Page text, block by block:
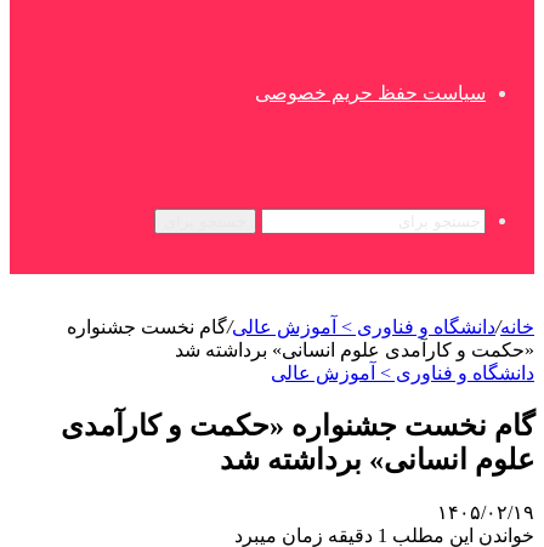
سیاست حفظ حریم خصوصی
خانه/دانشگاه و فناوری > آموزش عالی/گام نخست جشنواره
«حکمت و کارآمدی علوم انسانی» برداشته شد
دانشگاه و فناوری > آموزش عالی
گام نخست جشنواره «حکمت و کارآمدی
علوم انسانی» برداشته شد
۱۴۰۵/۰۲/۱۹
خواندن این مطلب 1 دقیقه زمان میبرد